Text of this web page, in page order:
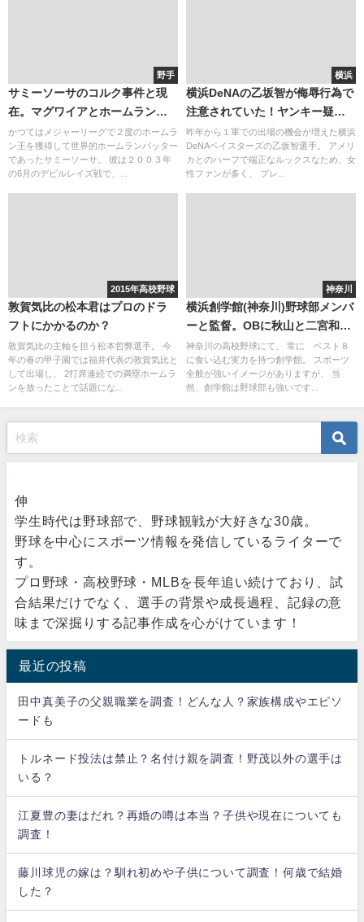
野手
サミーソーサのコルク事件と現
在。マグワイアとホームラン成
績を争ったのが全盛期！
かつてはメジャーリーグで２度のホームラ
ン王を獲得して世界的ホームランバッター
であったサミーソーサ。 彼は２００３年
の6月のデビルレイズ戦で、...
横浜
横浜DeNAの乙坂智が侮辱行為で
注意されていた！ヤンキー疑惑
が急浮上（笑）
昨年から１軍での出場の機会が増えた横浜
DeNAベイスターズの乙坂智選手。 アメリ
カとのハーフで端正なルックスなため、女
性ファンが多く、 プレ...
2015年高校野球
敦賀気比の松本君はプロのドラ
フトにかかるのか？
敦賀気比の主軸を担う松本哲弊選手。 今
年の春の甲子園では福井代表の敦賀気比と
して出場し、 2打席連続での満塁ホームラ
ンを放ったことで話題にな...
神奈川
横浜創学館(神奈川)野球部メンバ
ーと監督。OBに秋山と二宮和也
の・・？軟式も超強豪！
神奈川の高校野球にて、 常に ベスト８
に食い込む実力を持つ創学館。 スポーツ
全般が強いイメージがありますが、 当
然、創学館は野球部も強いです...
伸
学生時代は野球部で、野球観戦が大好きな30歳。
野球を中心にスポーツ情報を発信しているライターで
す。
プロ野球・高校野球・MLBを長年追い続けており、試
合結果だけでなく、選手の背景や成長過程、記録の意
味まで深掘りする記事作成を心がけています！
最近の投稿
田中真美子の父親職業を調査！どんな人？家族構成やエピソ
ードも
トルネード投法は禁止？名付け親を調査！野茂以外の選手は
いる？
江夏豊の妻はだれ？再婚の噂は本当？子供や現在についても
調査！
藤川球児の嫁は？馴れ初めや子供について調査！何歳で結婚
した？